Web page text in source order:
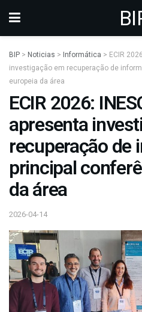
BIP > Noticias > Informática > ECIR
investigação em recuperação de
europeia da área
ECIR 2026:
apresenta
recuperação de
principal
da área
2026-04-14